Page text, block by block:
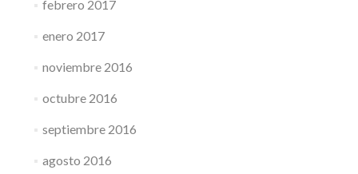
febrero 2017
enero 2017
noviembre 2016
octubre 2016
septiembre 2016
agosto 2016